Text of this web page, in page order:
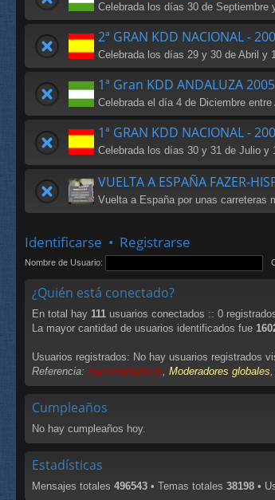
Celebrada los días 30 de Septiembre
2ª GRAN KDD NACIONAL -
Celebrada los días 29 y 30 de Abril y
1ª Gran KDD ANDALUZA 2005
Celebrada el día 4 de Diciembre
1ª GRAN KDD NACIONAL -
Celebrada los días 30 y 31 de Julio y
VUELTA A ESPAÑA FAZER-
Vuelta a España por unas carreteras
Identificarse • Registrarse
Nombre de Usuario:
¿Quién está conectado?
En total hay 111 usuarios conectados :: 0
La mayor cantidad de usuarios identificados fue
Usuarios registrados: No hay usuarios registrados
Referencia:Administradores, Moderadores globales,
Cumpleaños
No hay cumpleaños hoy.
Estadísticas
Mensajes totales 496543 • Temas totales 38198 •